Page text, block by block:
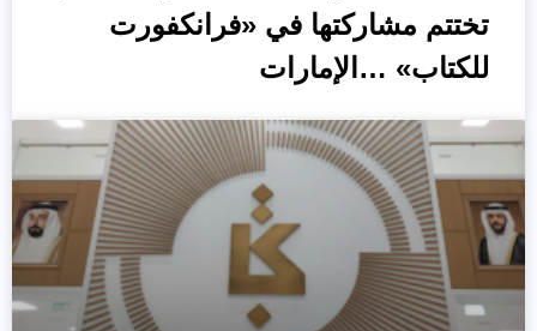
تختتم مشاركتها في «فرانكفورت
للكتاب» …الإمارات